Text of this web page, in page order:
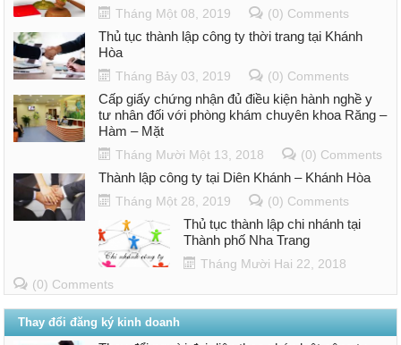
Tháng Một 08, 2019 (0) Comments
Thủ tục thành lập công ty thời trang tại Khánh
Hòa
Tháng Bảy 03, 2019 (0) Comments
Cấp giấy chứng nhận đủ điều kiện hành nghề y
tư nhân đối với phòng khám chuyên khoa Răng –
Hàm – Mặt
Tháng Mười Một 13, 2018 (0) Comments
Thành lập công ty tại Diên Khánh – Khánh Hòa
Tháng Một 28, 2019 (0) Comments
Thủ tục thành lập chi nhánh tại
Thành phố Nha Trang
Tháng Mười Hai 22, 2018
(0) Comments
Thay đổi đăng ký kinh doanh